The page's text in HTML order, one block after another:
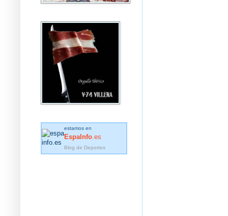
estamos en
EspaInfo .es
Blog de Deportes